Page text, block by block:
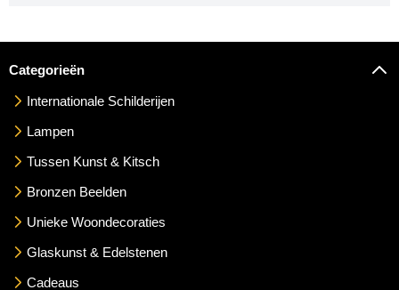
Categorieën
Internationale Schilderijen
Lampen
Tussen Kunst & Kitsch
Bronzen Beelden
Unieke Woondecoraties
Glaskunst & Edelstenen
Cadeaus